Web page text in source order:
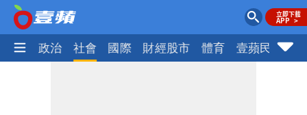
生活 政治 社會 國際 財經股市 體育 壹蘋民調